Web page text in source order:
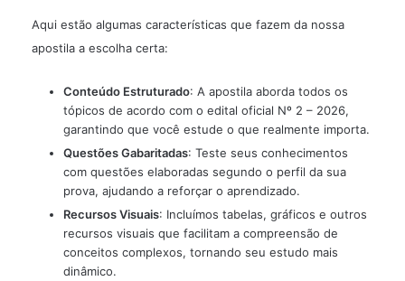
Aqui estão algumas características que fazem da nossa
apostila a escolha certa:
Conteúdo Estruturado: A apostila aborda todos os
tópicos de acordo com o edital oficial Nº 2 – 2026,
garantindo que você estude o que realmente importa.
Questões Gabaritadas: Teste seus conhecimentos
com questões elaboradas segundo o perfil da sua
prova, ajudando a reforçar o aprendizado.
Recursos Visuais: Incluímos tabelas, gráficos e outros
recursos visuais que facilitam a compreensão de
conceitos complexos, tornando seu estudo mais
dinâmico.